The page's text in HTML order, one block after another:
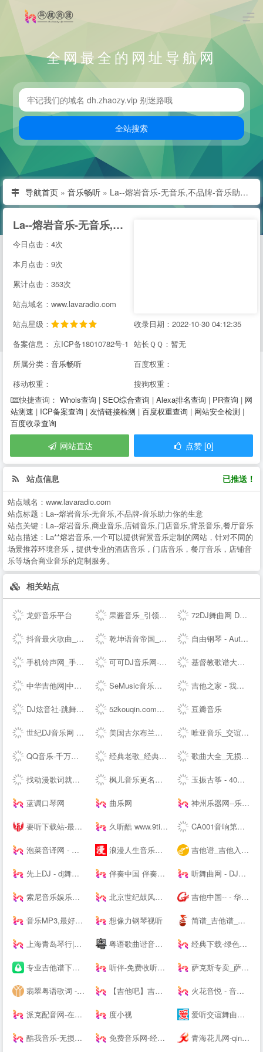
全网最全的网址导航网
导航首页 » 音乐畅听 » La--熔岩音乐-无音乐,不品牌-音乐助力你的生意
La--熔岩音乐-无音乐,不品牌-音乐助力你的生意
今日点击：4次
本月点击：9次
累计点击：353次
站点域名：www.lavaradio.com
站点星级：
收录日期：2022-10-30 04:12:35
备案信息： 京ICP备18010782号-1 站长ＱＱ：暂无
所属分类： 音乐畅听
百度权重：
移动权重：
搜狗权重：
快捷查询： Whois查询 | SEO综合查询 | Alexa排名查询 | PR查询 | 网
站测速 | ICP备案查询 | 友情链接检测 | 百度权重查询 | 网站安全检测 |
百度收录查询
网站直达 点赞 [0]
站点信息 已推送！
站点域名： www.lavaradio.com
站点标题： La--熔岩音乐-无音乐,不品牌-音乐助力你的生意
站点关键： La--熔岩音乐,商业音乐,店铺音乐,门店音乐,背景音乐,餐厅音乐
站点描述： La**熔岩音乐,一个可以提供背景音乐定制的网站，针对不同的
场景推荐环境音乐，提供专业的酒店音乐，门店音乐，餐厅音乐，店铺音
乐等场合商业音乐的定制服务。
相关站点
龙虾音乐平台 果酱音乐_引领音乐娱乐新风向 72DJ舞曲网 DJ舞曲 DJ串烧 最新好听的dj舞曲免费下载网站
抖音最火歌曲_好听的歌曲 - 我要歌词网 乾坤语音帝国_MP3音乐免费试听下载网站 自由钢琴 - AutoPiano | 在线钢琴，键盘钢琴，模拟钢琴，多种乐器选择，好听又好玩
手机铃声网_手机铃声下载_免费手机铃声下载 可可DJ音乐网-车载dj dj舞曲 dj现场视频 原创DJ音乐分享平台 基督教歌谱大全-分享基督教赞美诗歌简谱，五线谱，和弦谱，歌词的最佳网站!
中华吉他网|中国(珠海)国际吉他艺术节|中国(珠海)吉他大赛|教育|琴行|厂商|珠海吉他学会|研究会|珠海市音乐家协会|联谊会|结他|吉它|china|gutiar|keytar|www.zhguitar.com SeMusic音乐网站源码|一号DJ开源PHP音乐CMS网站管理系统 吉他之家 - 我的吉他谱,我的吉他网站!
DJ炫音社-跳舞专辑_公路音乐_酒吧音乐夜店慢摇车载DJ舞曲网站 52kouqin.com到期，请续费 豆瓣音乐
世纪DJ音乐网 - 无损高品质DJ舞曲分享,音质最好的DJ免费下载网站 美国古尔布兰森GULBRANSEN-百年高端品牌钢琴-（中国）-- 唯亚音乐_交谊舞曲_舞厅舞曲大全_夜场交谊舞曲
QQ音乐-千万正版音乐海量无损曲库新歌热歌天天畅听的高品质音乐平台！ 经典老歌_经典老歌大全_经典老歌100首怀旧连播 歌曲大全_无损音乐下载_MP3歌曲免费下载 - 求歌网
找动漫歌词就到 - 每日动漫歌词网 枫儿音乐更名为枫儿乐谱网提供各种简谱，歌谱，五线谱，吉他谱 玉振古筝 - 40年技术沉淀，铸就扬州筝业佼佼者
蓝调口琴网 曲乐网 神州乐器网--乐器行业--
要听下载站-最新手机游戏软件下载平台 久听酷 www.9tingku.com 原创DJ音乐分享平台 DJ舞曲 超劲爆车载DJ下载网站 CA001音响第一网 _ 音频视频灯光信息平台 - Powered by CA001.COM
泡菜音译网 - 韩语歌词音译,谐音歌词,韩剧ost音译分享平台 浪漫人生音乐网,www.dj191.com,车载音乐,慢摇中文,武汉dj193,最新好听的dj,音乐串烧,Dj视频下载,免费下载 吉他谱_吉他入门教程_吉他教学视频_吉他谱下载-吉他屋
先上DJ - dj舞曲|dj歌曲串烧|dj慢摇舞曲|劲爆dj|车载dj 伴奏中国 伴奏网 -- 【其他均为假冒网站 将追究法律责任】 听舞曲网 - DJ舞曲,MP4,MP3免费下载,流行音乐,抖音热门歌曲,网络热门歌曲
索尼音乐娱乐中国 | Sony Music Entertainment China 北京世纪鼓风打击乐器中心-打击乐鼓风 吉他中国-- - 华语首席吉他门户！中文旗舰吉他多维平台！
音乐MP3,最好听的歌曲,流行音乐网 - YYMP3音乐网 想像力钢琴视听 简谱_吉他谱_简谱歌谱大全_钢琴谱_歌谱曲谱大全 - 爱曲谱网
上海青岛琴行|钢琴品牌|买钢琴|学钢琴|钢琴价格|小小莫扎特钢琴城培训-- 粤语歌曲谐音网-粤语歌词谐音网 经典下载-绿色软件下载-常用软件下载
专业吉他谱下载平台 - 吉他世界 听伴-免费收听小说相声儿歌笑话段子,网络收音机|在线收听平台！ 萨克斯专卖_萨克斯价格_进口萨克斯_萨克斯厂家-台湾Sertur/萨尔特萨克斯【官网】
翡翠粤语歌词 - 粤语歌词拼音注音 【吉他吧】吉他谱大全_吉他弹唱视频教学 火花音悦 - 音乐版权服务平台，正版音乐好听不贵
派克配音网-在线配音网站_广告宣传片配音_动画游戏配音公司 度小视 爱听交谊舞曲网-交谊舞曲下载,免费交谊舞曲,广场舞曲,交谊舞曲,最新交谊舞曲网
酷我音乐-无损音质正版在线试听网站 免费音乐网-经典歌曲大全、无损MP3歌曲免费下载 青海花儿网-qinghaihuaer.com.cn